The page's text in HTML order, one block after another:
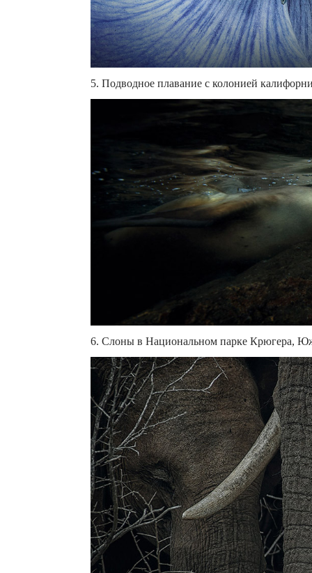
5. Подводное плавание с колонией
6. Слоны в Национальном парке Крюгера,